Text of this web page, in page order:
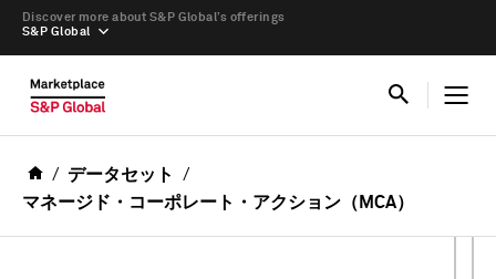
S&P Global
Discover more about S&P Global’s offerings
データセット
マネージド・コーポレート・アクション（MCA）